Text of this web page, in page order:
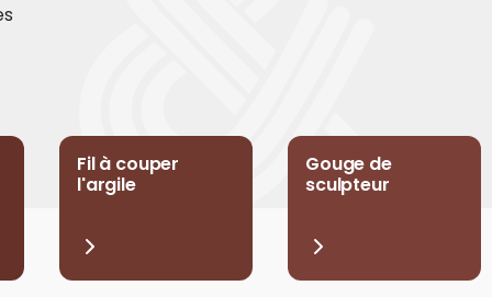
Fil à couper
l'argile
Gouge de
sculpteur